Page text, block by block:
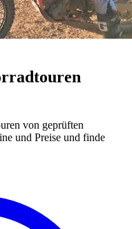
von geprüften
und Preise und finde